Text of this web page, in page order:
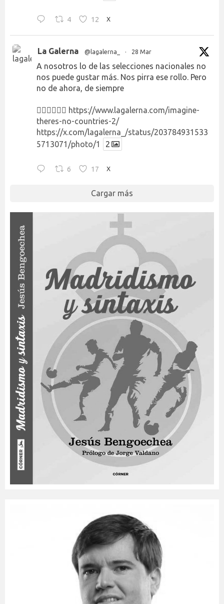
4 12 X
La Galerna @lagalerna_ · 28 Mar
A nosotros lo de las selecciones nacionales no
nos puede gustar más. Nos pirra ese rollo. Pero
no de ahora, de siempre
👉🏻👉🏻👉🏻 https://www.lagalerna.com/imagine-
theres-no-countries-2/
https://x.com/lagalerna_/status/203784931533
5713071/photo/1
2
6 17 X
Cargar más